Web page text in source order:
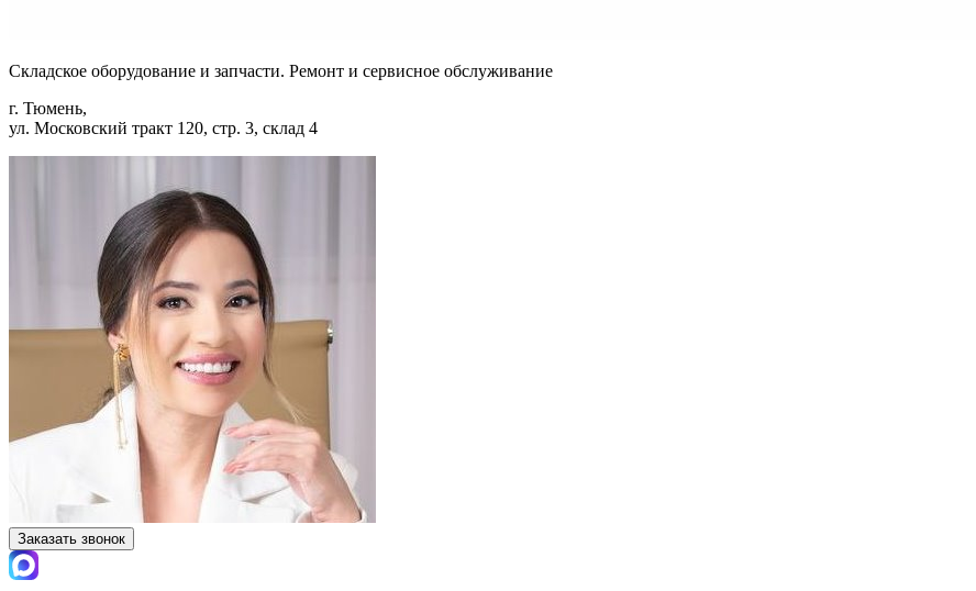
Складское оборудование и запчасти. Ремонт и сервисное обслуживание
г. Тюмень,
ул. Московский тракт 120, стр. 3, склад 4
Заказать звонок